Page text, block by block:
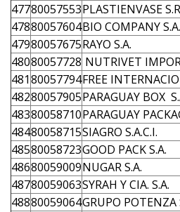
47780057553PLASTIENVASE
47880057604BIO COMPANY S.A.
47980057675RAYO S.A.
48080057728 NUTRIVET
48180057794FREE
48280057905PARAGUAY BOX
48380058710PARAGUAY
48480058715SIAGRO S.A.C.I.
48580058723GOOD PACK S.A.
48680059009NUGAR S.A.
48780059063SYRAH Y CIA. S.A.
48880059064GRUPO POTENZA